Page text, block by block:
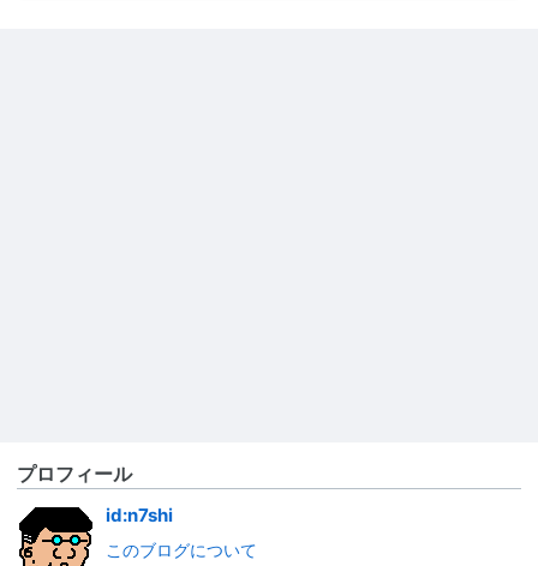
プロフィール
id:n7shi
このブログについて